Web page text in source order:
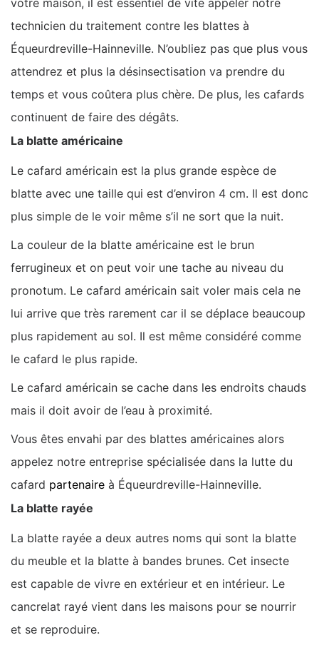
votre maison, il est essentiel de vite appeler notre
technicien du traitement contre les blattes à
Équeurdreville-Hainneville. N’oubliez pas que plus vous
attendrez et plus la désinsectisation va prendre du
temps et vous coûtera plus chère. De plus, les cafards
continuent de faire des dégâts.
La blatte américaine
Le cafard américain est la plus grande espèce de
blatte avec une taille qui est d’environ 4 cm. Il est donc
plus simple de le voir même s’il ne sort que la nuit.
La couleur de la blatte américaine est le brun
ferrugineux et on peut voir une tache au niveau du
pronotum. Le cafard américain sait voler mais cela ne
lui arrive que très rarement car il se déplace beaucoup
plus rapidement au sol. Il est même considéré comme
le cafard le plus rapide.
Le cafard américain se cache dans les endroits chauds
mais il doit avoir de l’eau à proximité.
Vous êtes envahi par des blattes américaines alors
appelez notre entreprise spécialisée dans la lutte du
cafard partenaire à Équeurdreville-Hainneville.
La blatte rayée
La blatte rayée a deux autres noms qui sont la blatte
du meuble et la blatte à bandes brunes. Cet insecte
est capable de vivre en extérieur et en intérieur. Le
cancrelat rayé vient dans les maisons pour se nourrir
et se reproduire.